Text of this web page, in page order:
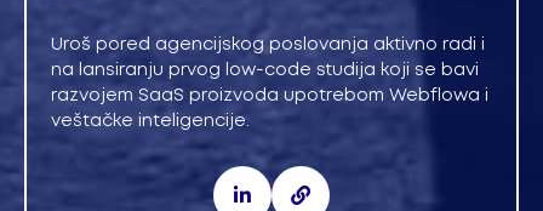
Uroš pored agencijskog poslovanja aktivno radi i
na lansiranju prvog low-code studija koji se bavi
razvojem SaaS proizvoda upotrebom Webflowa i
veštačke inteligencije.